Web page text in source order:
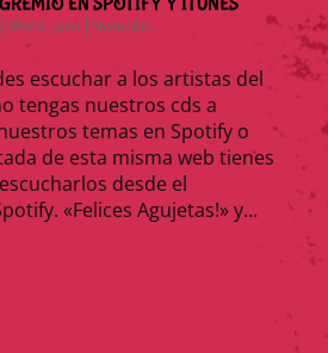
Mar 8, 2011 Notición
escuchar a los artistas del
tengas nuestros cds a
temas en Spotify o
de esta misma web tienes
desde el
«Felices Agujetas!» y...